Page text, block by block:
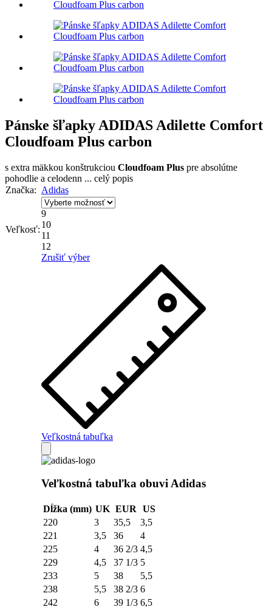
Pánske šľapky ADIDAS Adilette Comfort
Cloudfoam Plus carbon
s extra mäkkou konštrukciou Cloudfoam Plus pre absolútne
pohodlie a celodenn ... celý popis
Značka: Adidas
Veľkosť:
9
10
11
12
Zrušiť výber
Veľkostná tabuľka
Veľkostná tabuľka obuvi Adidas
Dĺžka (mm) UK EUR
US
220
3 35,5
3,5
221
3,5 36
4
225
4 36 2/3 4,5
229
4,5 37 1/3 5
233
5 38
5,5
238
5,5 38 2/3 6
242
6 39 1/3 6,5